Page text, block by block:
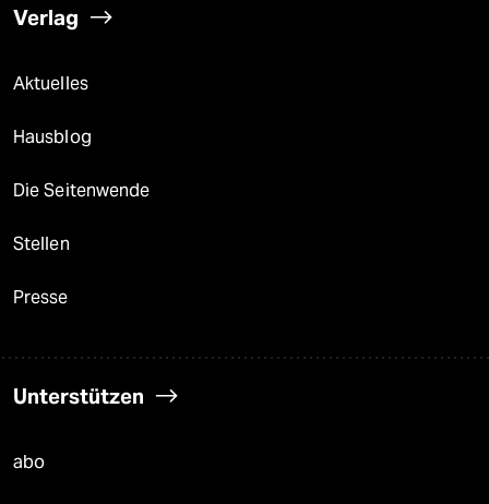
Verlag
Aktuelles
Hausblog
Die Seitenwende
Stellen
Presse
Unterstützen
abo